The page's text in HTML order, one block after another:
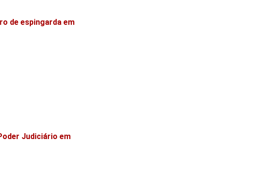
de espingarda em
Judiciário em